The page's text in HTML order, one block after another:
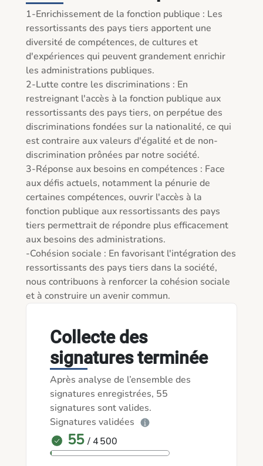
1-Enrichissement de la fonction publique : Les
ressortissants des pays tiers apportent une
diversité de compétences, de cultures et
d'expériences qui peuvent grandement enrichir
les administrations publiques.
2-Lutte contre les discriminations : En
restreignant l'accès à la fonction publique aux
ressortissants des pays tiers, on perpétue des
discriminations fondées sur la nationalité, ce qui
est contraire aux valeurs d'égalité et de non-
discrimination prônées par notre société.
3-Réponse aux besoins en compétences : Face
aux défis actuels, notamment la pénurie de
certaines compétences, ouvrir l'accès à la
fonction publique aux ressortissants des pays
tiers permettrait de répondre plus efficacement
aux besoins des administrations.
-Cohésion sociale : En favorisant l'intégration des
ressortissants des pays tiers dans la société,
nous contribuons à renforcer la cohésion sociale
et à construire un avenir commun.
Collecte des
signatures terminée
Après analyse de l’ensemble des
signatures enregistrées, 55
signatures sont valides.
Signatures validées
55 / 4 500